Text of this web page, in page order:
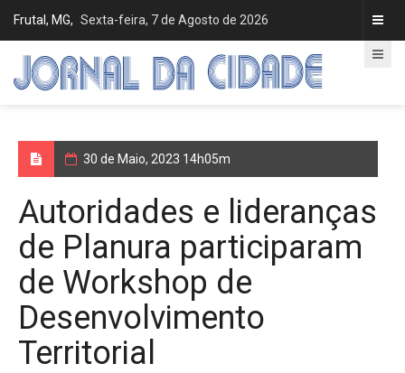
Frutal, MG, Sexta-feira, 7 de Agosto de 2026
30 de Maio, 2023 14h05m
Autoridades e lideranças
de Planura participaram
de Workshop de
Desenvolvimento
Territorial